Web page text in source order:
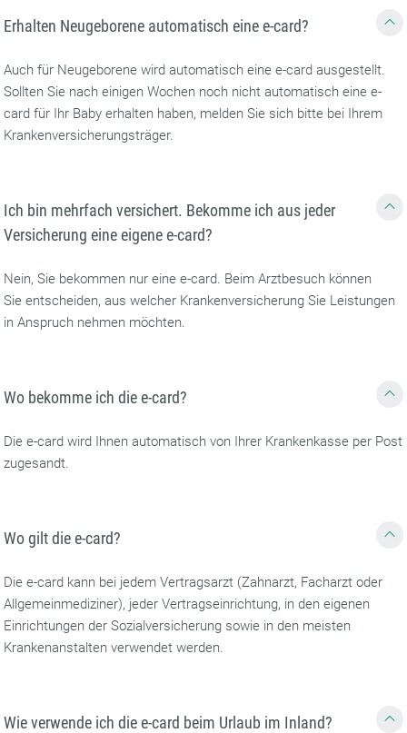
Erhalten Neugeborene automatisch eine e-card?
Auch für Neugeborene wird automatisch eine e-card ausgestellt.
Sollten Sie nach einigen Wochen noch nicht automatisch eine e-
card für Ihr Baby erhalten haben, melden Sie sich bitte bei Ihrem
Krankenversicherungsträger.
Ich bin mehrfach versichert. Bekomme ich aus jeder
Versicherung eine eigene e-card?
Nein, Sie bekommen nur eine e-card. Beim Arztbesuch können
Sie entscheiden, aus welcher Krankenversicherung Sie Leistungen
in Anspruch nehmen möchten.
Wo bekomme ich die e-card?
Die e-card wird Ihnen automatisch von Ihrer Krankenkasse per Post
zugesandt.
Wo gilt die e-card?
Die e-card kann bei jedem Vertragsarzt (Zahnarzt, Facharzt oder
Allgemeinmediziner), jeder Vertragseinrichtung, in den eigenen
Einrichtungen der Sozialversicherung sowie in den meisten
Krankenanstalten verwendet werden.
Wie verwende ich die e-card beim Urlaub im Inland?